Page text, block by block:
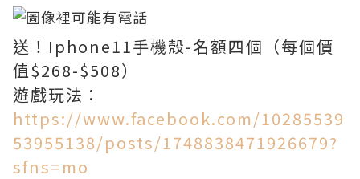
送！Iphone11手機殼-名額四個（每個價
值$268-$508）
遊戲玩法：
https://www.facebook.com/10285539
53955138/posts/1748838471926679?
sfns=mo